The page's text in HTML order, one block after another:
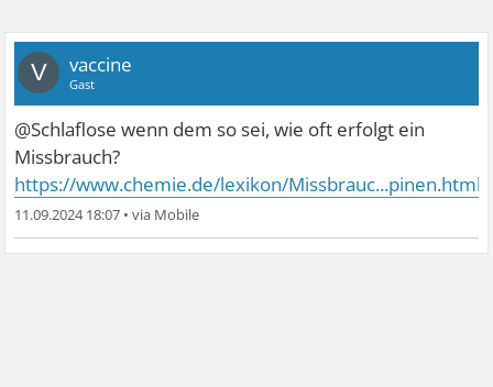
V vaccine
Gast
@Schlaflose wenn dem so sei, wie oft erfolgt ein
Missbrauch?
https://www.chemie.de/lexikon/Missbrauc...pinen.html
11.09.2024 18:07 •